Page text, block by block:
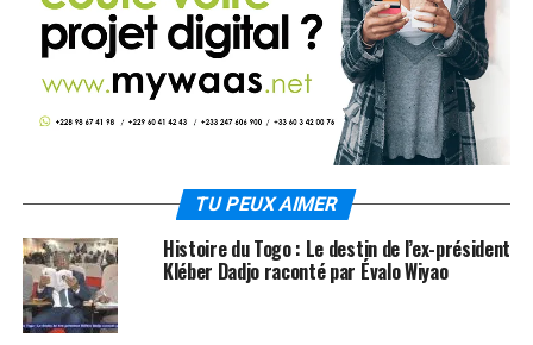
TU PEUX AIMER
Histoire du Togo : Le destin de l’ex-président
Kléber Dadjo raconté par Évalo Wiyao